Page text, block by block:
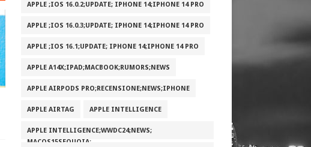
APPLE ;IOS 16.0.2;UPDATE; IPHONE 14;IPHONE 14 PRO
APPLE ;IOS 16.0.3;UPDATE; IPHONE 14;IPHONE 14 PRO
APPLE ;IOS 16.1;UPDATE; IPHONE 14;IPHONE 14 PRO
APPLE A14X;IPAD;MACBOOK;RUMORS;NEWS
APPLE AIRPODS PRO;RECENSIONE;NEWS;IPHONE
APPLE AIRTAG APPLE INTELLIGENCE
APPLE INTELLIGENCE;WWDC24;NEWS;
MACOS15SEQUOIA;